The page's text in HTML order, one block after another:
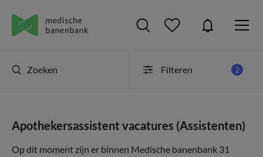
Zoeken Filteren 2
Apothekersassistent vacatures (Assistenten)
Op dit moment zijn er binnen Medische banenbank 31